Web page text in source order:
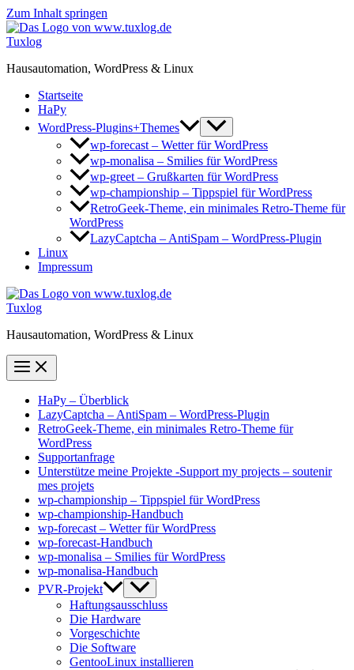
Zum Inhalt springen
Tuxlog
Hausautomation, WordPress & Linux
Startseite
HaPy
WordPress-Plugins+Themes
wp-forecast – Wetter für WordPress
wp-monalisa – Smilies für WordPress
wp-greet – Grußkarten für WordPress
wp-championship – Tippspiel für WordPress
RetroGeek-Theme, ein minimales Retro-Theme für
WordPress
LazyCaptcha – AntiSpam – WordPress-Plugin
Linux
Impressum
Tuxlog
Hausautomation, WordPress & Linux
HaPy – Überblick
LazyCaptcha – AntiSpam – WordPress-Plugin
RetroGeek-Theme, ein minimales Retro-Theme für
WordPress
Supportanfrage
Unterstütze meine Projekte -Support my projects – soutenir
mes projets
wp-championship – Tippspiel für WordPress
wp-championship-Handbuch
wp-forecast – Wetter für WordPress
wp-forecast-Handbuch
wp-monalisa – Smilies für WordPress
wp-monalisa-Handbuch
PVR-Projekt
Haftungsausschluss
Die Hardware
Vorgeschichte
Die Software
GentooLinux installieren